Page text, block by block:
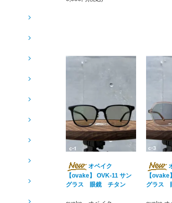
オベイク
【ovake】 OVK-11 サン
グラス 眼鏡 チタン
【
グラス